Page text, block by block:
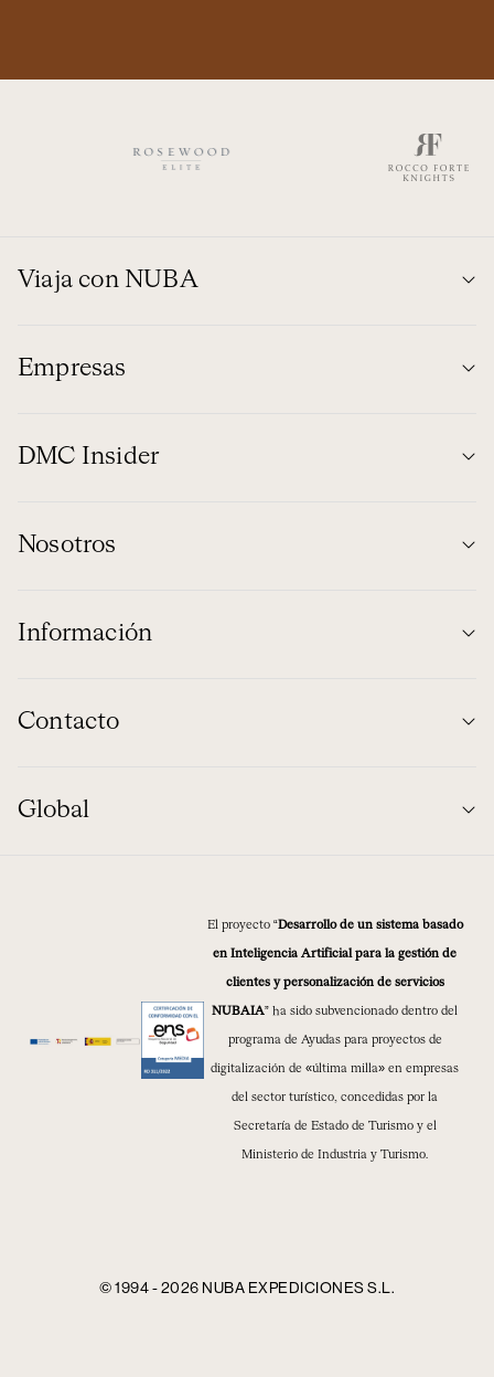
Viaja con NUBA
Empresas
DMC Insider
Nosotros
Información
Contacto
Global
El proyecto “Desarrollo de un sistema basado
en Inteligencia Artificial para la gestión de
clientes y personalización de servicios
NUBAIA” ha sido subvencionado dentro del
programa de Ayudas para proyectos de
digitalización de «última milla» en empresas
del sector turístico, concedidas por la
Secretaría de Estado de Turismo y el
Ministerio de Industria y Turismo.
© 1994 - 2026 NUBA EXPEDICIONES S.L.